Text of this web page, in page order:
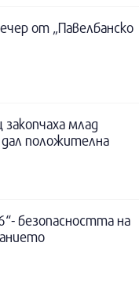
от „Павелбанско
млад
положителна
безопасността на